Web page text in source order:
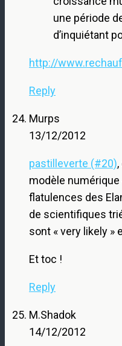
une période
d’inquiétant
http://
Reply
Murps
13/12/2012
pastilleverte (#20)
modèle numérique
flatulences des
de scientifiques
sont « very likely »
Et toc !
Reply
M.Shadok
14/12/2012